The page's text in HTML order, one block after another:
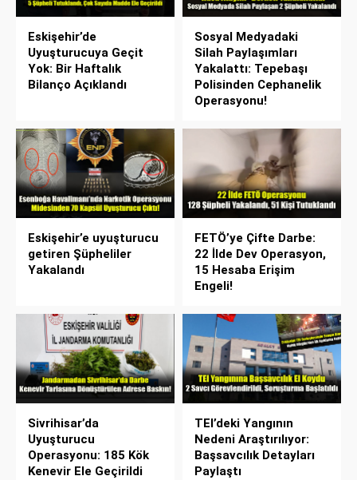
Eskişehir’de
Uyuşturucuya Geçit
Yok: Bir Haftalık
Bilanço Açıklandı
Sosyal Medyadaki
Silah Paylaşımları
Yakalattı: Tepebaşı
Polisinden Cephanelik
Operasyonu!
Eskişehir’e uyuşturucu
getiren Şüpheliler
Yakalandı
FETÖ’ye Çifte Darbe:
22 İlde Dev Operasyon,
15 Hesaba Erişim
Engeli!
Sivrihisar’da
Uyuşturucu
Operasyonu: 185 Kök
Kenevir Ele Geçirildi
TEI’deki Yangının
Nedeni Araştırılıyor:
Başsavcılık Detayları
Paylaştı